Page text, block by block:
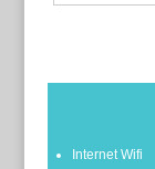
Internet Wifi